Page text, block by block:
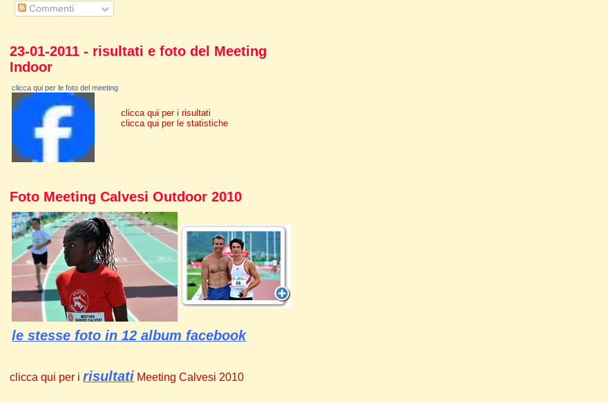
Commenti
23-01-2011 - risultati e foto del Meeting
Indoor
clicca qui per le foto del meeting
clicca qui per i risultati
clicca qui per le statistiche
Foto Meeting Calvesi Outdoor 2010
le stesse foto in 12 album facebook
clicca qui per irisultati Meeting Calvesi 2010